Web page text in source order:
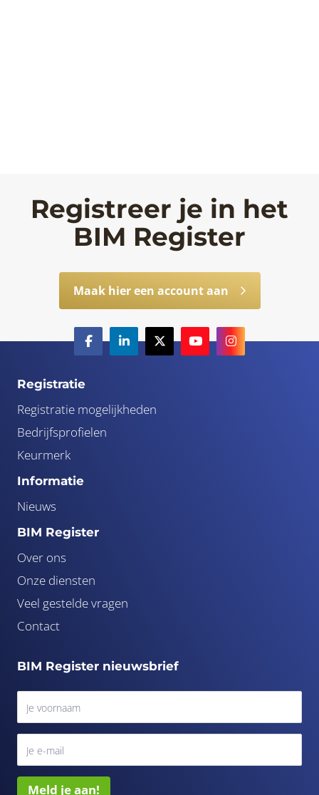
Registreer je in het
BIM Register
Maak hier een account aan
Registratie
Registratie mogelijkheden
Bedrijfsprofielen
Keurmerk
Informatie
Nieuws
BIM Register
Over ons
Onze diensten
Veel gestelde vragen
Contact
BIM Register nieuwsbrief
Meld je aan!